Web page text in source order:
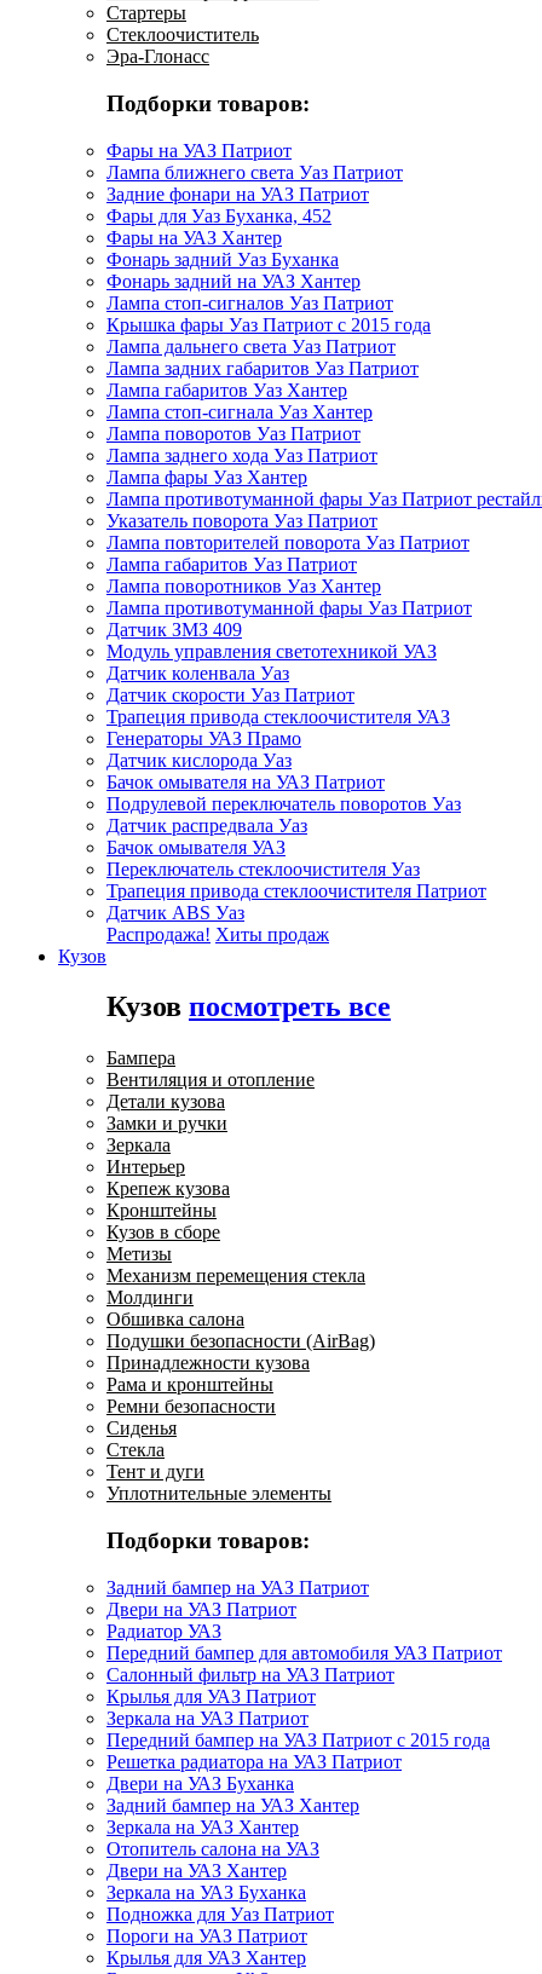
Стартеры
Стеклоочиститель
Эра-Глонасс
Подборки товаров:
Фары на УАЗ Патриот
Лампа ближнего света Уаз Патриот
Задние фонари на УАЗ Патриот
Фары для Уаз Буханка, 452
Фары на УАЗ Хантер
Фонарь задний Уаз Буханка
Фонарь задний на УАЗ Хантер
Лампа стоп-сигналов Уаз Патриот
Крышка фары Уаз Патриот с 2015 года
Лампа дальнего света Уаз Патриот
Лампа задних габаритов Уаз Патриот
Лампа габаритов Уаз Хантер
Лампа стоп-сигнала Уаз Хантер
Лампа поворотов Уаз Патриот
Лампа заднего хода Уаз Патриот
Лампа фары Уаз Хантер
Лампа противотуманной фары Уаз Патриот
Указатель поворота Уаз Патриот
Лампа повторителей поворота Уаз Патриот
Лампа габаритов Уаз Патриот
Лампа поворотников Уаз Хантер
Лампа противотуманной фары Уаз Патриот
Датчик ЗМЗ 409
Модуль управления светотехникой УАЗ
Датчик коленвала Уаз
Датчик скорости Уаз Патриот
Трапеция привода стеклоочистителя УАЗ
Генераторы УАЗ Прамо
Датчик кислорода Уаз
Бачок омывателя на УАЗ Патриот
Подрулевой переключатель поворотов Уаз
Датчик распредвала Уаз
Бачок омывателя УАЗ
Переключатель стеклоочистителя Уаз
Трапеция привода стеклоочистителя Патриот
Датчик ABS Уаз
Распродажа! Хиты продаж
Кузов
Кузов посмотреть все
Бампера
Вентиляция и отопление
Детали кузова
Замки и ручки
Зеркала
Интерьер
Крепеж кузова
Кронштейны
Кузов в сборе
Метизы
Механизм перемещения стекла
Молдинги
Обшивка салона
Подушки безопасности (AirBag)
Принадлежности кузова
Рама и кронштейны
Ремни безопасности
Сиденья
Стекла
Тент и дуги
Уплотнительные элементы
Подборки товаров:
Задний бампер на УАЗ Патриот
Двери на УАЗ Патриот
Радиатор УАЗ
Передний бампер для автомобиля УАЗ Патриот
Салонный фильтр на УАЗ Патриот
Крылья для УАЗ Патриот
Зеркала на УАЗ Патриот
Передний бампер на УАЗ Патриот с 2015 года
Решетка радиатора на УАЗ Патриот
Двери на УАЗ Буханка
Задний бампер на УАЗ Хантер
Зеркала на УАЗ Хантер
Отопитель салона на УАЗ
Двери на УАЗ Хантер
Зеркала на УАЗ Буханка
Подножка для Уаз Патриот
Пороги на УАЗ Патриот
Крылья для УАЗ Хантер